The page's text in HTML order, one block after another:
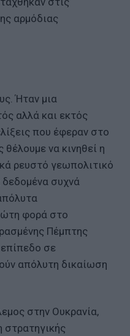
αρμόδιας
Ήταν μια
αλλά και εκτός
που έφεραν στο
να κινηθεί η
ρευστό γεωπολιτικό
συχνά
φορά στο
Πέμπτης
σε
απόλυτη δικαίωση
στην Ουκρανία,
στρατηγικής